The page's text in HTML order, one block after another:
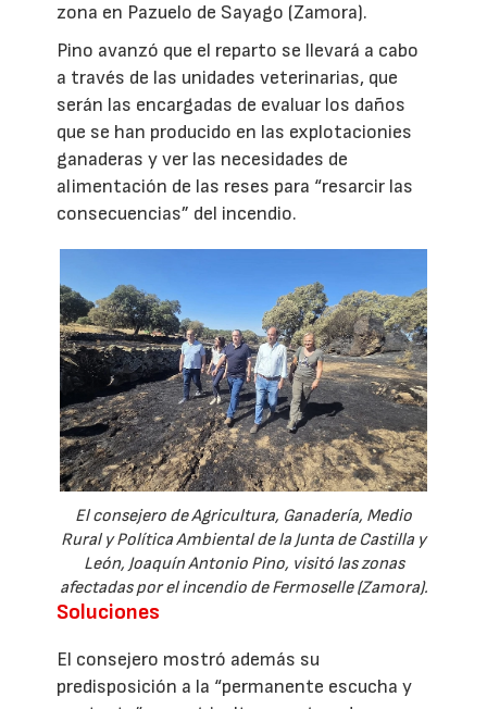
zona en Pazuelo de Sayago (Zamora).
Pino avanzó que el reparto se llevará a cabo
a través de las unidades veterinarias, que
serán las encargadas de evaluar los daños
que se han producido en las explotacionies
ganaderas y ver las necesidades de
alimentación de las reses para “resarcir las
consecuencias” del incendio.
El consejero de Agricultura, Ganadería, Medio
Rural y Política Ambiental de la Junta de Castilla y
León, Joaquín Antonio Pino, visitó las zonas
afectadas por el incendio de Fermoselle (Zamora).
Soluciones
El consejero mostró además su
predisposición a la “permanente escucha y